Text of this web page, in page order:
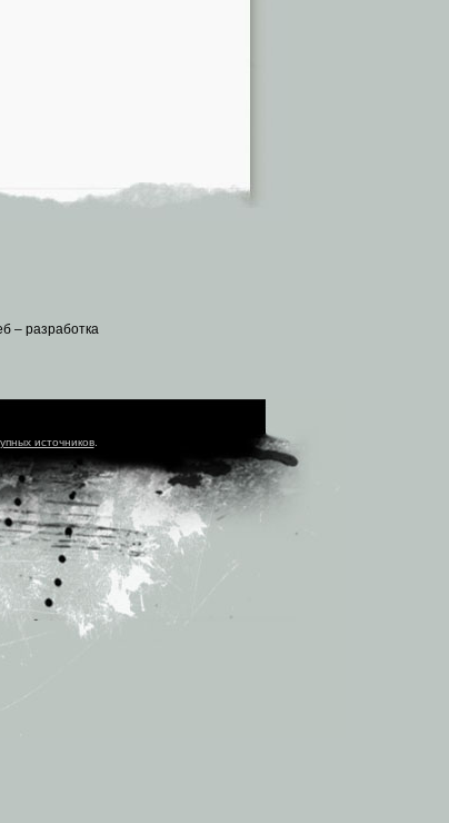
– разработка
источников.